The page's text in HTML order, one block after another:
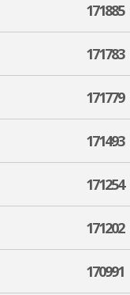
171885
171783
171779
171493
171254
171202
170991